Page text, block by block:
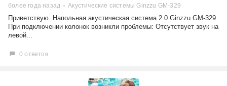
более года назад Акустические системы Ginzzu GM-329
Приветствую. Напольная акустическая система 2.0 Ginzzu GM-329
При подключении колонок возникли проблемы: Отсутствует звук на
левой...
0 ответов